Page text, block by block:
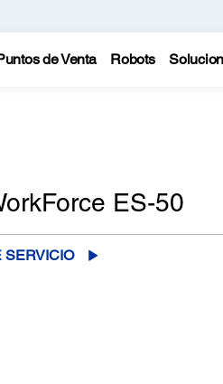
de Venta Robots
ES-50
SERVICIO